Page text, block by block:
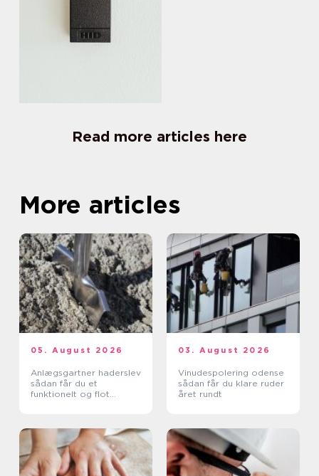
Read more articles here
More articles
05. August 2026
Anlægsgartner haderslev
sådan får du et
funktionelt og flot
03. August 2026
Vinudespolering odense
sådan får du klare ruder
året rundt